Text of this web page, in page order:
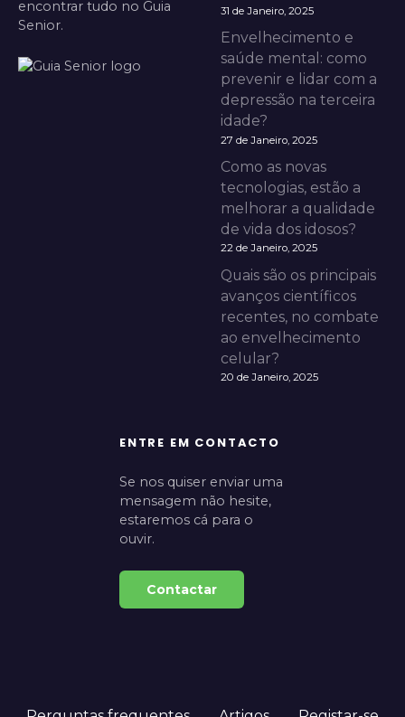
encontrar tudo no Guia
Senior.
31 de Janeiro, 2025
Envelhecimento e
saúde mental: como
prevenir e lidar com a
depressão na terceira
idade?
27 de Janeiro, 2025
Como as novas
tecnologias, estão a
melhorar a qualidade
de vida dos idosos?
22 de Janeiro, 2025
Quais são os principais
avanços científicos
recentes, no combate
ao envelhecimento
celular?
20 de Janeiro, 2025
ENTRE EM CONTACTO
Se nos quiser enviar uma
mensagem não hesite,
estaremos cá para o
ouvir.
Contactar